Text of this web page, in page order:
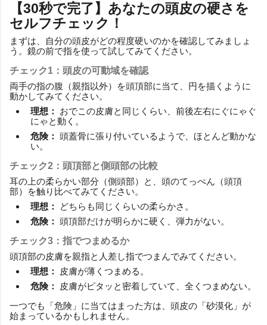
【30秒で完了】あなたの頭皮の硬さを
セルフチェック！
まずは、自分の頭皮がどの程度硬いのかを確認してみましょ
う。鏡の前で指を使って試してみてください。
チェック1：頭皮の可動域を確認
両手の指の腹（親指以外）を頭頂部に当て、円を描くように
動かしてみてください。
理想：
おでこの皮膚と同じくらい、前後左右にぐにゃぐ
にゃと動く。
危険： 頭蓋骨に張り付いているようで、ほとんど動かな
い。
チェック2：頭頂部と側頭部の比較
耳の上の柔らかい部分（側頭部）と、頭のてっぺん（頭頂
部）を触り比べてみてください。
理想：
どちらも同じくらいの柔らかさ。
危険： 頭頂部だけが明らかに硬く、弾力がない。
チェック3：指でつまめるか
頭頂部の皮膚を親指と人差し指でつまんでみてください。
理想：
皮膚が薄くつまめる。
危険：
皮膚がピタッと密着していて、全くつまめない。
一つでも「危険」に当てはまった方は、頭皮の「砂漠化」が
始まっているかもしれません。